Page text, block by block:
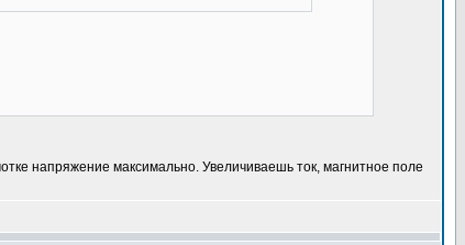
напряжение максимально. Увеличиваешь ток, магнитное поле